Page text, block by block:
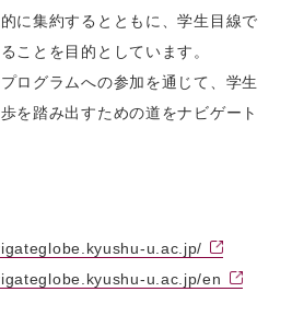
に集約するとともに、学生目線で
ことを目的としています。
ログラムへの参加を通じて、学生
を踏み出すための道をナビゲート
u.ac.jp/
u.ac.jp/en